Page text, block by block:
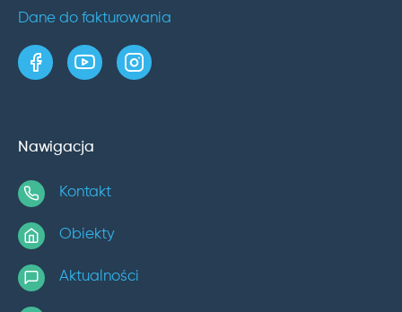
Dane do fakturowania
strona w serwisie Facebook
kanał w serwisie YouTube
profil w serwisie Instagram
Nawigacja
Kontakt
Obiekty
Aktualności